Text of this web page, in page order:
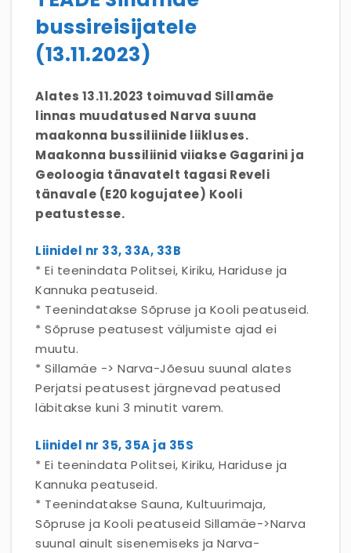
bussireisijatele
(13.11.2023)
Alates 13.11.2023 toimuvad Sillamäe
linnas muudatused Narva suuna
maakonna bussiliinide liikluses.
Maakonna bussiliinid viiakse Gagarini ja
Geoloogia tänavatelt tagasi Reveli
tänavale (E20 kogujatee) Kooli
peatustesse.
Liinidel nr 33, 33A, 33B
* Ei teenindata Politsei, Kiriku, Hariduse ja
Kannuka peatuseid.
* Teenindatakse Sõpruse ja Kooli peatuseid.
* Sõpruse peatusest väljumiste ajad ei
muutu.
* Sillamäe -> Narva-Jõesuu suunal alates
Perjatsi peatusest järgnevad peatused
läbitakse kuni 3 minutit varem.
Liinidel nr 35, 35A ja 35S
* Ei teenindata Politsei, Kiriku, Hariduse ja
Kannuka peatuseid.
* Teenindatakse Sauna, Kultuurimaja,
Sõpruse ja Kooli peatuseid Sillamäe->Narva
suunal ainult sisenemiseks ja Narva-